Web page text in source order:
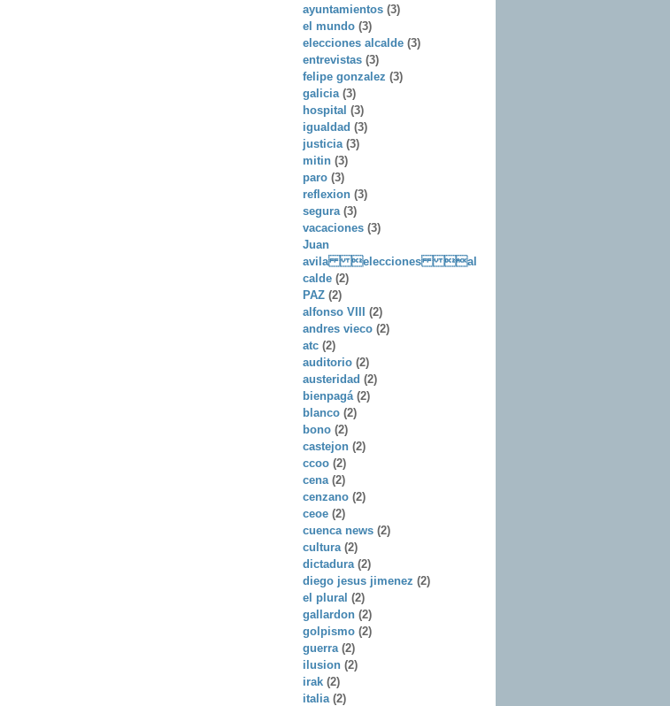
ayuntamientos (3)
el mundo (3)
elecciones alcalde (3)
entrevistas (3)
felipe gonzalez (3)
galicia (3)
hospital (3)
igualdad (3)
justicia (3)
mitin (3)
paro (3)
reflexion (3)
segura (3)
vacaciones (3)
Juan
avila elecciones al
calde (2)
PAZ (2)
alfonso VIII (2)
andres vieco (2)
atc (2)
auditorio (2)
austeridad (2)
bienpagá (2)
blanco (2)
bono (2)
castejon (2)
ccoo (2)
cena (2)
cenzano (2)
ceoe (2)
cuenca news (2)
cultura (2)
dictadura (2)
diego jesus jimenez (2)
el plural (2)
gallardon (2)
golpismo (2)
guerra (2)
ilusion (2)
irak (2)
italia (2)